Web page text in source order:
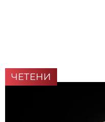
ЧЕТЕНИ